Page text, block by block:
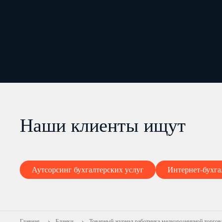
Наши клиенты ищут
Аутсорсинг бухгалтерских услуг Интернет-